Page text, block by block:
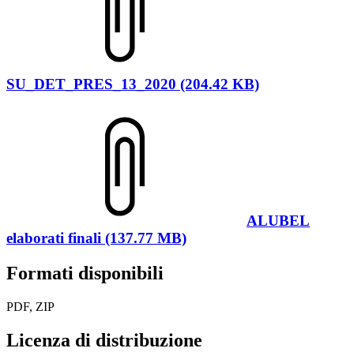
SU_DET_PRES_13_2020 (204.42 KB)
ALUBEL
elaborati finali (137.77 MB)
Formati disponibili
PDF, ZIP
Licenza di distribuzione